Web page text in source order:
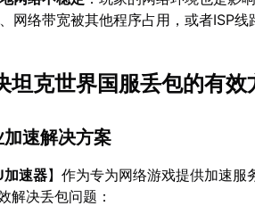
网络带宽被其他程序占用，或者ISP线
坦克世界国服丢包的有效
加速解决方案
加速器】作为专为网络游戏提供加速
解决丢包问题：